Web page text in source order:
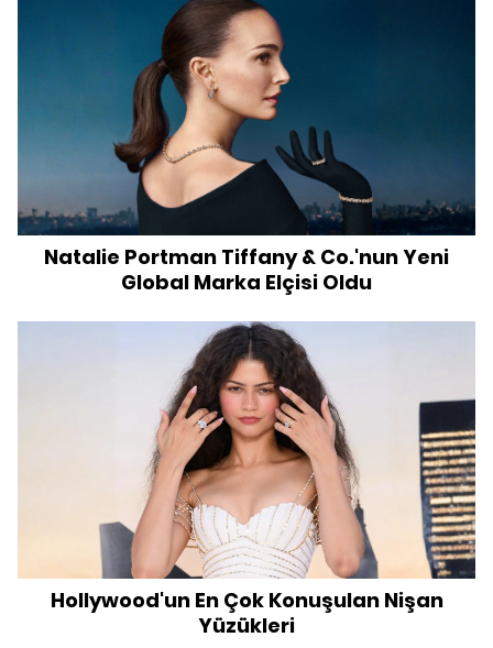
Natalie Portman Tiffany & Co.'nun Yeni
Global Marka Elçisi Oldu
Hollywood'un En Çok Konuşulan Nişan
Yüzükleri